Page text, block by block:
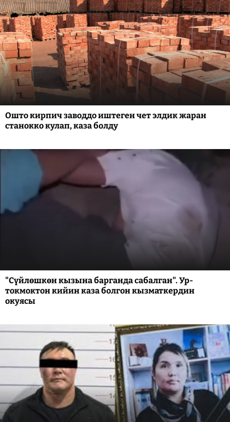
Ошто кирпич заводдо иштеген чет элдик жаран
станокко кулап, каза болду
"Сүйлөшкөн кызына барганда сабалган". Ур-
токмоктон кийин каза болгон кызматкердин
окуясы